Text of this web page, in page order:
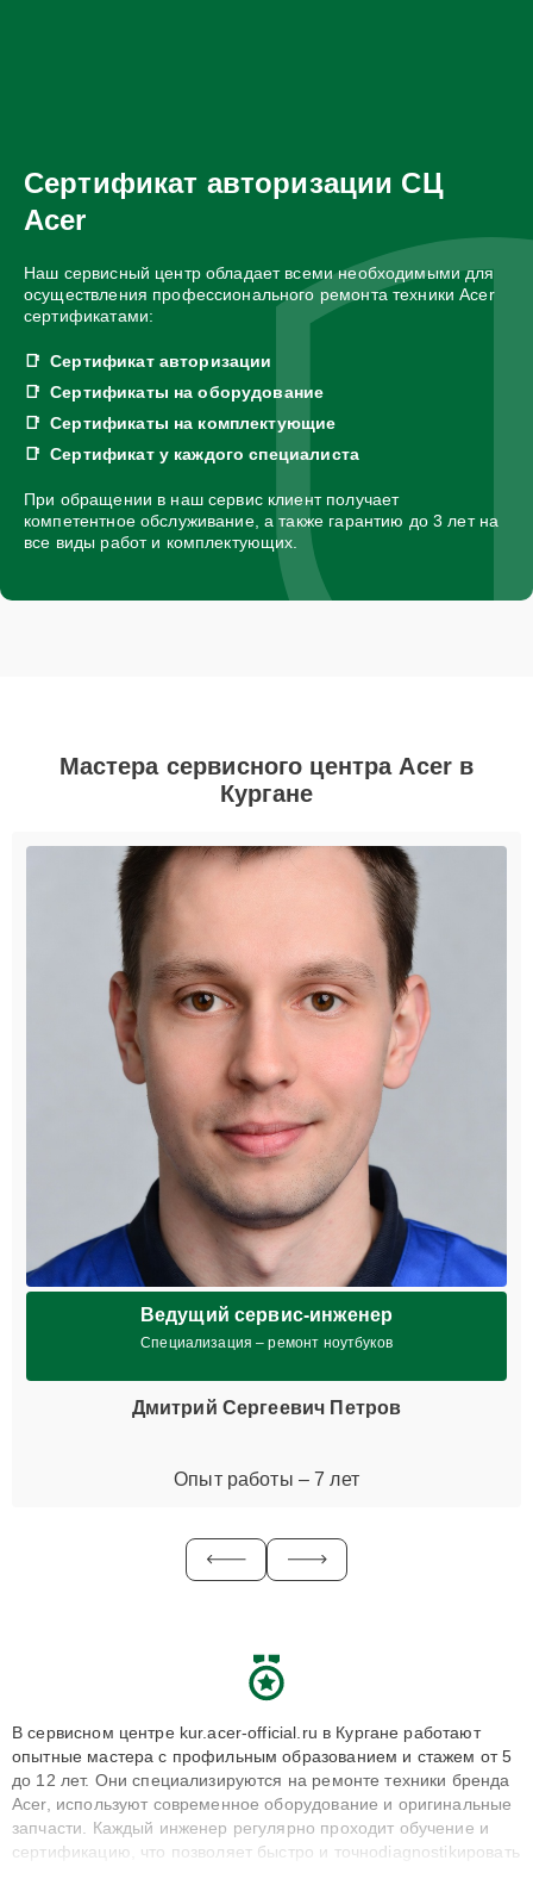
Сертификат авторизации СЦ
Acer
Наш сервисный центр обладает всеми необходимыми для
осуществления профессионального ремонта техники Acer
сертификатами:
Сертификат авторизации
Сертификаты на оборудование
Сертификаты на комплектующие
Сертификат у каждого специалиста
При обращении в наш сервис клиент получает
компетентное обслуживание, а также гарантию до 3 лет на
все виды работ и комплектующих.
Мастера сервисного центра Acer в
Кургане
Ведущий сервис-инженер
Специализация – ремонт ноутбуков
Дмитрий Сергеевич Петров
Опыт работы – 7 лет
В сервисном центре kur.acer-official.ru в Кургане работают
опытные мастера с профильным образованием и стажем от 5
до 12 лет. Они специализируются на ремонте техники бренда
Acer, используют современное оборудование и оригинальные
запчасти. Каждый инженер регулярно проходит обучение и
сертификацию, что позволяет быстро и точноdiagnostikировать